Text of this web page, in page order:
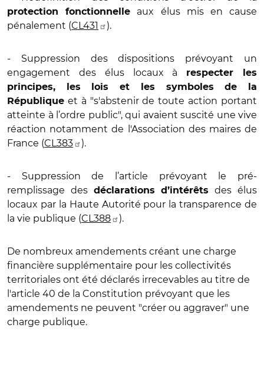
protection fonctionnelle
aux élus mis en cause
pénalement (CL431 ).
- Suppression des dispositions prévoyant un
engagement des élus locaux à
respecter les
principes, les lois et les symboles de la
République et à "s'abstenir de toute action portant
atteinte à l’ordre public", qui avaient suscité une vive
réaction notamment de l'Association des maires de
France (CL383 ).
- Suppression de l’article prévoyant le pré-
remplissage des
déclarations d’intérêts
des élus
locaux par la Haute Autorité pour la transparence de
la vie publique (CL388 ).
De nombreux amendements créant une charge
financière supplémentaire pour les collectivités
territoriales ont été déclarés irrecevables au titre de
l'article 40 de la Constitution prévoyant que les
amendements ne peuvent "créer ou aggraver" une
charge publique.